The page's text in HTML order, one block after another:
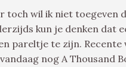
toch wil ik niet toegeven
kun je denken dat
pareltje te zijn. Recente
nog A Thousand